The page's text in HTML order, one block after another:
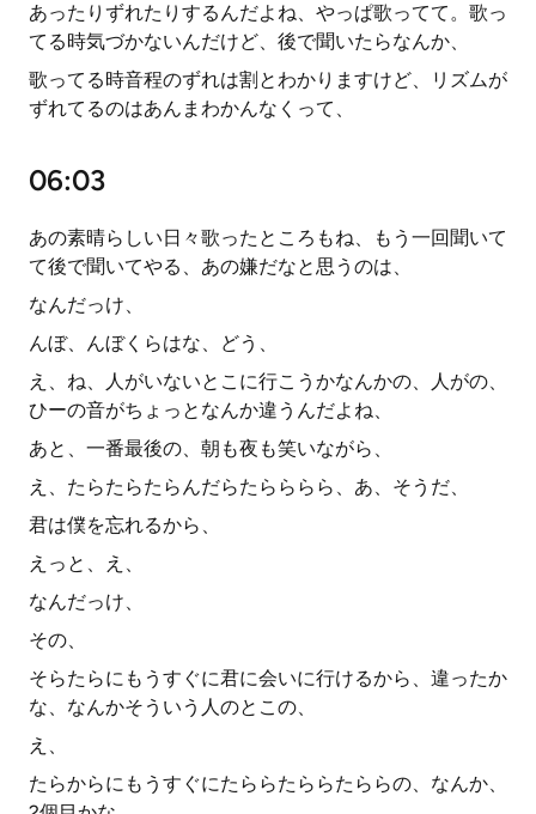
あったりずれたりするんだよね、やっぱ歌ってて。歌っ
てる時気づかないんだけど、後で聞いたらなんか、
歌ってる時音程のずれは割とわかりますけど、リズムが
ずれてるのはあんまわかんなくって、
06:03
あの素晴らしい日々歌ったところもね、もう一回聞いて
て後で聞いてやる、あの嫌だなと思うのは、
なんだっけ、
んぼ、んぼくらはな、どう、
え、ね、人がいないとこに行こうかなんかの、人がの、
ひーの音がちょっとなんか違うんだよね、
あと、一番最後の、朝も夜も笑いながら、
え、たらたらたらんだらたらららら、あ、そうだ、
君は僕を忘れるから、
えっと、え、
なんだっけ、
その、
そらたらにもうすぐに君に会いに行けるから、違ったか
な、なんかそういう人のとこの、
え、
たらからにもうすぐにたららたららたららの、なんか、